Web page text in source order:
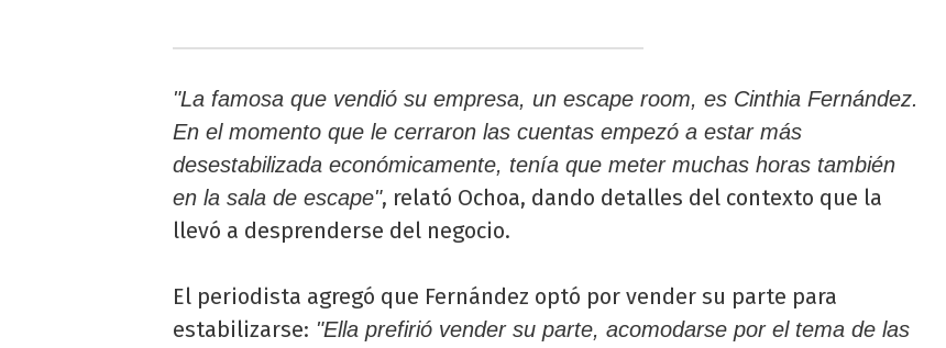
"La famosa que vendió su empresa, un escape room, es Cinthia Fernández.
En el momento que le cerraron las cuentas empezó a estar más
desestabilizada económicamente, tenía que meter muchas horas también
en la sala de escape", relató Ochoa, dando detalles del contexto que la
llevó a desprenderse del negocio.
El periodista agregó que Fernández optó por vender su parte para
estabilizarse: "Ella prefirió vender su parte, acomodarse por el tema de las